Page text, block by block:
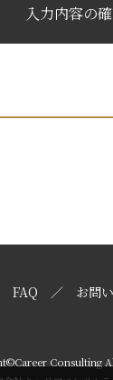
FAQ お問
Consulting